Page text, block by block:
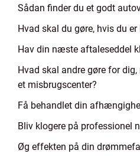
Sådan finder du et godt
Hvad skal du gøre, hvis du
Hav din næste aftaleseddel
Hvad skal andre gøre for
et misbrugscenter?
Få behandlet din
Bliv klogere på professionel
Øg effekten på din